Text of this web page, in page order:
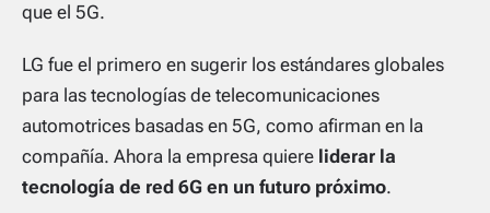
que el 5G.
LG fue el primero en sugerir los estándares globales
para las tecnologías de telecomunicaciones
automotrices basadas en 5G, como afirman en la
compañía. Ahora la empresa quiere liderar la
tecnología de red 6G en un futuro próximo.